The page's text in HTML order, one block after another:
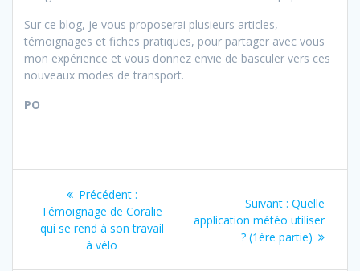
Sur ce blog, je vous proposerai plusieurs articles,
témoignages et fiches pratiques, pour partager avec vous
mon expérience et vous donnez envie de basculer vers ces
nouveaux modes de transport.
PO
Navigation
de
l’article
Précédent :Article
précédent
:
Témoignage de Coralie
qui se rend à son travail
à vélo
Suivant : Article
suivant
:
Quelle
application météo utiliser
? (1ère partie)